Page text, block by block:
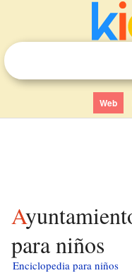
Web
Ayuntamiento de Adelaide
para niños
Enciclopedia para niños